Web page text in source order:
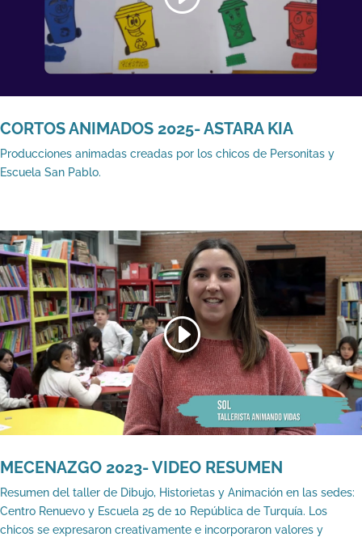
CORTOS ANIMADOS 2025- ASTARA KIA
Producciones animadas creadas por los chicos de Personitas y
Escuela San Pablo.
MECENAZGO 2023- VIDEO RESUMEN
Resumen del taller de Dibujo, Historietas y Animación en las sedes:
Centro Renuevo y Escuela 25 de 10 República de Turquía. Los
chicos se expresaron creativamente e incorporaron valores y